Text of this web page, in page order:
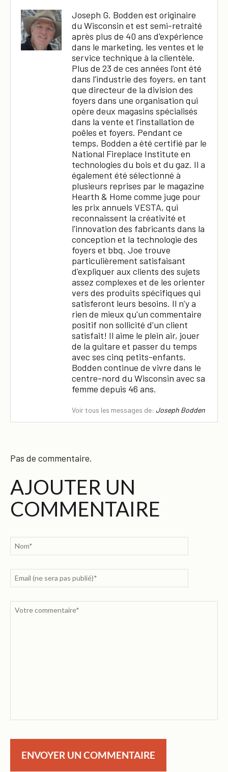
Joseph G. Bodden est originaire
du Wisconsin et est semi-retraité
après plus de 40 ans d'expérience
dans le marketing, les ventes et le
service technique à la clientèle.
Plus de 23 de ces années l’ont été
dans l'industrie des foyers, en tant
que directeur de la division des
foyers dans une organisation qui
opère deux magasins spécialisés
dans la vente et l’installation de
poêles et foyers. Pendant ce
temps, Bodden a été certifié par le
National Fireplace Institute en
technologies du bois et du gaz. Il a
également été sélectionné à
plusieurs reprises par le magazine
Hearth & Home comme juge pour
les prix annuels VESTA, qui
reconnaissent la créativité et
l'innovation des fabricants dans la
conception et la technologie des
foyers et bbq. Joe trouve
particulièrement satisfaisant
d'expliquer aux clients des sujets
assez complexes et de les orienter
vers des produits spécifiques qui
satisferont leurs besoins. Il n’y a
rien de mieux qu'un commentaire
positif non sollicité d’un client
satisfait! Il aime le plein air, jouer
de la guitare et passer du temps
avec ses cinq petits-enfants.
Bodden continue de vivre dans le
centre-nord du Wisconsin avec sa
femme depuis 46 ans.
Voir tous les messages de: Joseph Bodden
Pas de commentaire.
AJOUTER UN
COMMENTAIRE
×